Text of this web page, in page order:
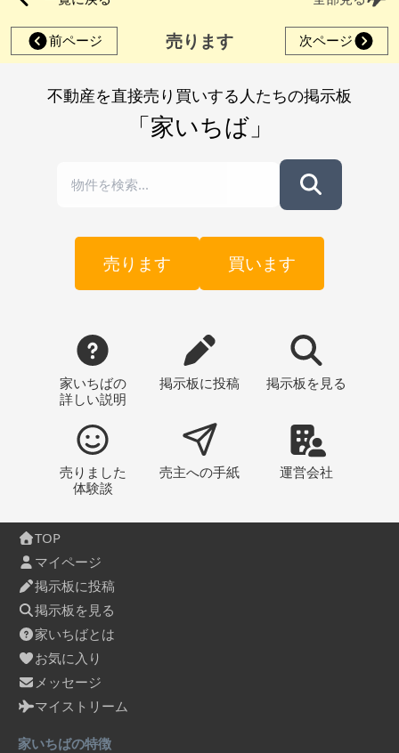
前ページ 売ります 次ページ
不動産を直接売り買いする人たちの掲示板
「家いちば」
売ります 買います
家いちばの
詳しい説明
掲示板に投稿 掲示板 を見る
売りました
体験談
売主への手紙 運営会社
TOP
マイページ
掲示板に投稿
掲示板を見る
家いちばとは
お気に入り
メッセージ
マイストリーム
家いちばの特徴